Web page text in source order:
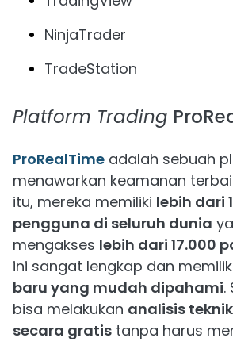
NinjaTrader
TradeStation
Platform Trading
ProRealTime adalah sebuah
menawarkan keamanan
itu, mereka memiliki lebih dari
pengguna di seluruh dunia
mengakses lebih dari 17.000
ini sangat lengkap dan
baru yang mudah dipahami.
bisa melakukan analisis
secara gratis tanpa harus